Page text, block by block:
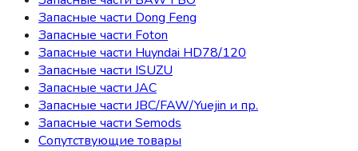
Запасные части Dong Feng
Запасные части Foton
Запасные части Huyndai HD78/120
Запасные части ISUZU
Запасные части JAC
Запасные части JBC/FAW/Yuejin и пр.
Запасные части Semods
Сопутствующие товары